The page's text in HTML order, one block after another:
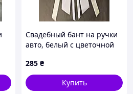
Свадебный бант на ручки
авто, белый с цветочной
зеркала и ручки
автомобиля.Ручная
работа.
285 ₴
Купить